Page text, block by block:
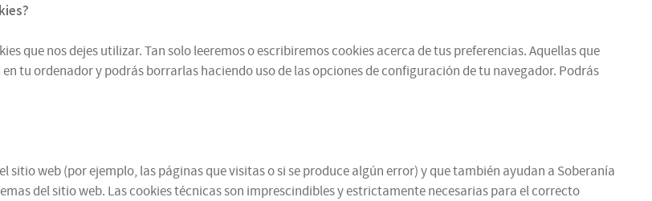
?
que nos dejes utilizar. Tan solo leeremos o escribiremos cookies acerca de tus preferencias. Aquellas que
tu ordenador y podrás borrarlas haciendo uso de las opciones de configuración de tu navegador. Podrás
web (por ejemplo, las páginas que visitas o si se produce algún error) y que también ayudan a Soberanía
del sitio web. Las cookies técnicas son imprescindibles y estrictamente necesarias para el correcto